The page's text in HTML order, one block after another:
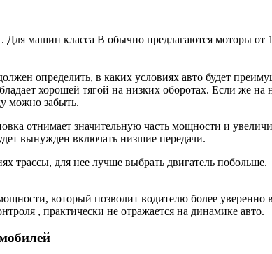
Для машин класса В обычно предлагаются моторы
определить, в каких условиях авто будет
хорошей тягой на низких оборотах. Если же на
можно забыть.
отнимает значительную часть мощности и
вынужден включать низшие передачи.
трассы, для нее лучше выбрать двигатель побольше.
который позволит водителю более уверенно
, практически не отражается на динамике авто.